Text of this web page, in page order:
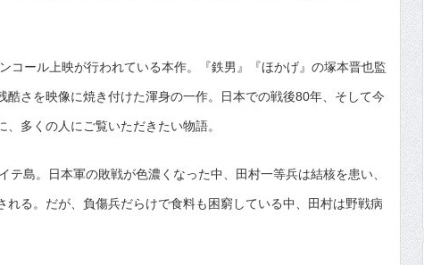
コール上映が行われている本作。『鉄男』『ほかげ』の塚本晋也監
さを映像に焼き付けた渾身の一作。日本での戦後80年、そして今
多くの人にご覧いただきたい物語。
島。日本軍の敗戦が色濃くなった中、田村一等兵は結核を患い、
る。だが、負傷兵だらけで食料も困窮している中、田村は野戦病